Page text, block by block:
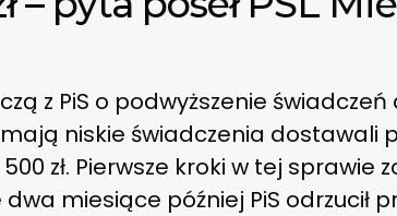
z PiS o podwyższenie
niskie świadczenia dostawali
zł. Pierwsze kroki w tej sprawie
miesiące później PiS odrzucił